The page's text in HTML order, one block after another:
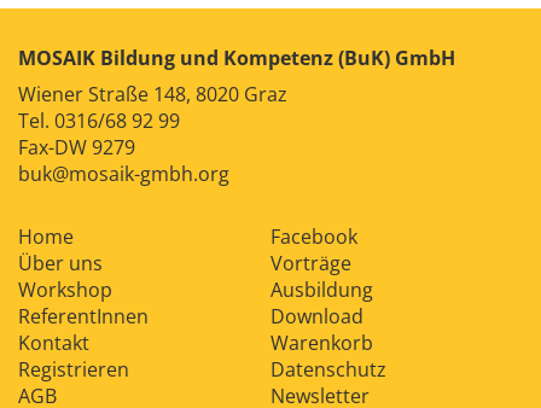
MOSAIK Bildung und Kompetenz (BuK) GmbH
Wiener Straße 148, 8020 Graz
Tel. 0316/68 92 99
Fax-DW 9279
buk@mosaik-gmbh.org
Home
Facebook
Über uns
Vorträge
Workshop
Ausbildung
ReferentInnen
Download
Kontakt
Warenkorb
Registrieren
Datenschutz
AGB
Newsletter